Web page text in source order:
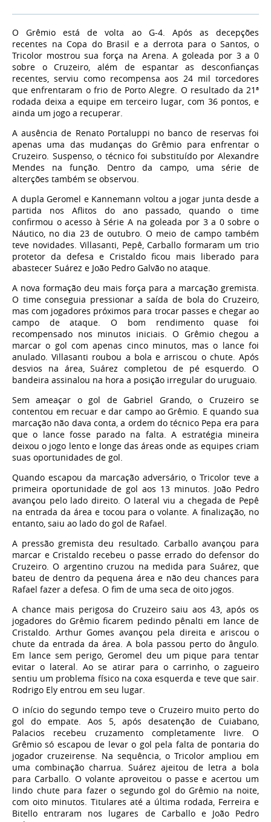
O Grêmio está de volta ao G-4. Após as decepções
recentes na Copa do Brasil e a derrota para o Santos, o
Tricolor mostrou sua força na Arena. A goleada por 3 a 0
sobre o Cruzeiro, além de espantar as desconfianças
recentes, serviu como recompensa aos 24 mil torcedores
que enfrentaram o frio de Porto Alegre. O resultado da 21ª
rodada deixa a equipe em terceiro lugar, com 36 pontos, e
ainda um jogo a recuperar.
A ausência de Renato Portaluppi no banco de reservas foi
apenas uma das mudanças do Grêmio para enfrentar o
Cruzeiro. Suspenso, o técnico foi substituído por Alexandre
Mendes na função. Dentro da campo, uma série de
alterções também se observou.
A dupla Geromel e Kannemann voltou a jogar junta desde a
partida nos Aflitos do ano passado, quando o time
confirmou o acesso à Série A na goleada por 3 a 0 sobre o
Náutico, no dia 23 de outubro. O meio de campo também
teve novidades. Villasanti, Pepê, Carballo formaram um trio
protetor da defesa e Cristaldo ficou mais liberado para
abastecer Suárez e João Pedro Galvão no ataque.
A nova formação deu mais força para a marcação gremista.
O time conseguia pressionar a saída de bola do Cruzeiro,
mas com jogadores próximos para trocar passes e chegar ao
campo de ataque. O bom rendimento quase foi
recompensado nos minutos iniciais. O Grêmio chegou a
marcar o gol com apenas cinco minutos, mas o lance foi
anulado. Villasanti roubou a bola e arriscou o chute. Após
desvios na área, Suárez completou de pé esquerdo. O
bandeira assinalou na hora a posição irregular do uruguaio.
Sem ameaçar o gol de Gabriel Grando, o Cruzeiro se
contentou em recuar e dar campo ao Grêmio. E quando sua
marcação não dava conta, a ordem do técnico Pepa era para
que o lance fosse parado na falta. A estratégia mineira
deixou o jogo lento e longe das áreas onde as equipes criam
suas oportunidades de gol.
Quando escapou da marcação adversário, o Tricolor teve a
primeira oportunidade de gol aos 13 minutos. João Pedro
avançou pelo lado direito. O lateral viu a chegada de Pepê
na entrada da área e tocou para o volante. A finalização, no
entanto, saiu ao lado do gol de Rafael.
A pressão gremista deu resultado. Carballo avançou para
marcar e Cristaldo recebeu o passe errado do defensor do
Cruzeiro. O argentino cruzou na medida para Suárez, que
bateu de dentro da pequena área e não deu chances para
Rafael fazer a defesa. O fim de uma seca de oito jogos.
A chance mais perigosa do Cruzeiro saiu aos 43, após os
jogadores do Grêmio ficarem pedindo pênalti em lance de
Cristaldo. Arthur Gomes avançou pela direita e ariscou o
chute da entrada da área. A bola passou perto do ângulo.
Em lance sem perigo, Geromel deu um pique para tentar
evitar o lateral. Ao se atirar para o carrinho, o zagueiro
sentiu um problema físico na coxa esquerda e teve que sair.
Rodrigo Ely entrou em seu lugar.
O início do segundo tempo teve o Cruzeiro muito perto do
gol do empate. Aos 5, após desatenção de Cuiabano,
Palacios recebeu cruzamento completamente livre. O
Grêmio só escapou de levar o gol pela falta de pontaria do
jogador cruzeirense. Na sequência, o Tricolor ampliou em
uma combinação charrua. Suárez ajeitou de letra a bola
para Carballo. O volante aproveitou o passe e acertou um
lindo chute para fazer o segundo gol do Grêmio na noite,
com oito minutos. Titulares até a última rodada, Ferreira e
Bitello entraram nos lugares de Carballo e João Pedro